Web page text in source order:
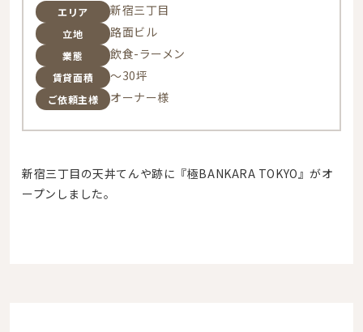
エリア 新宿三丁目
立地 路面ビル
業態 飲食-ラーメン
賃貸面積 ～30坪
ご依頼主様 オーナー様
新宿三丁目の天丼てんや跡に『極BANKARA TOKYO』がオ
ープンしました。